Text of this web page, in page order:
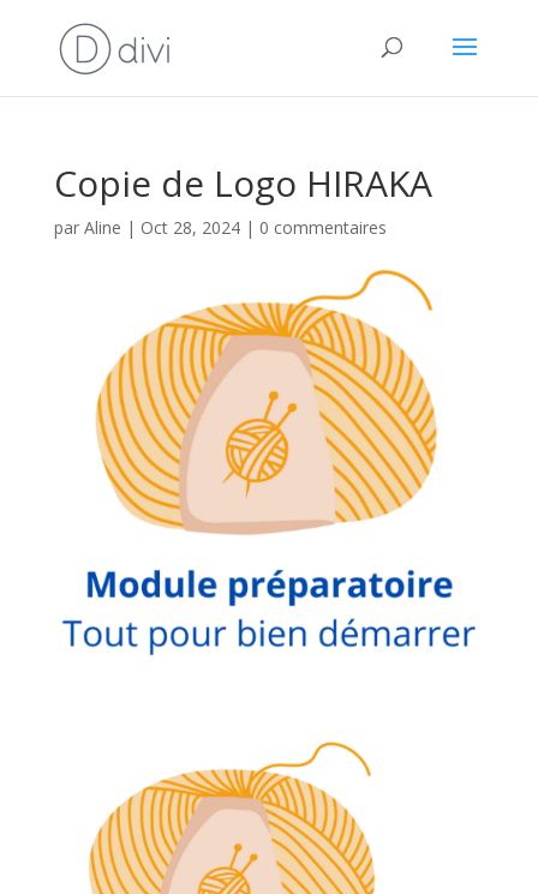
Copie de Logo HIRAKA
par Aline | Oct 28, 2024| 0 commentaires